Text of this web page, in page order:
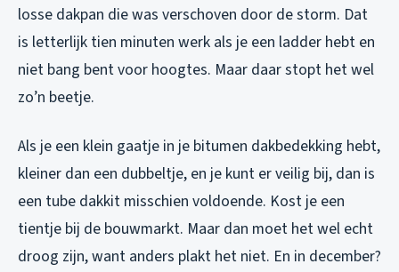
losse dakpan die was verschoven door de storm. Dat
is letterlijk tien minuten werk als je een ladder hebt en
niet bang bent voor hoogtes. Maar daar stopt het wel
zo’n beetje.
Als je een klein gaatje in je bitumen dakbedekking hebt,
kleiner dan een dubbeltje, en je kunt er veilig bij, dan is
een tube dakkit misschien voldoende. Kost je een
tientje bij de bouwmarkt. Maar dan moet het wel echt
droog zijn, want anders plakt het niet. En in december?